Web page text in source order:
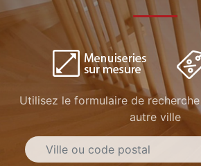
Utilisez le formulaire de
autre ville